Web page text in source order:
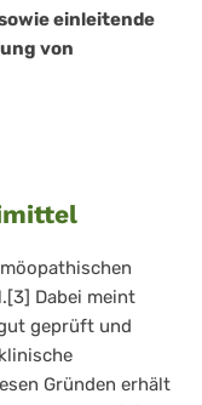
einleitende
von
Dabei meint
geprüft und
Gründen erhält